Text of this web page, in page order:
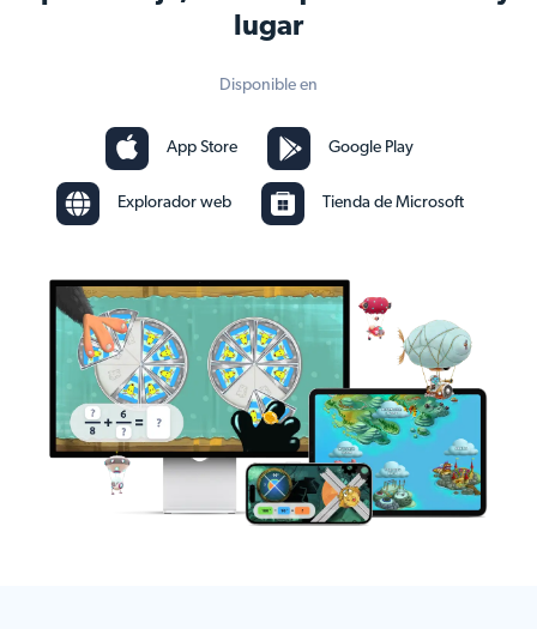
lugar
Disponible en
App Store Google Play
Explorador web Tienda de Microsoft